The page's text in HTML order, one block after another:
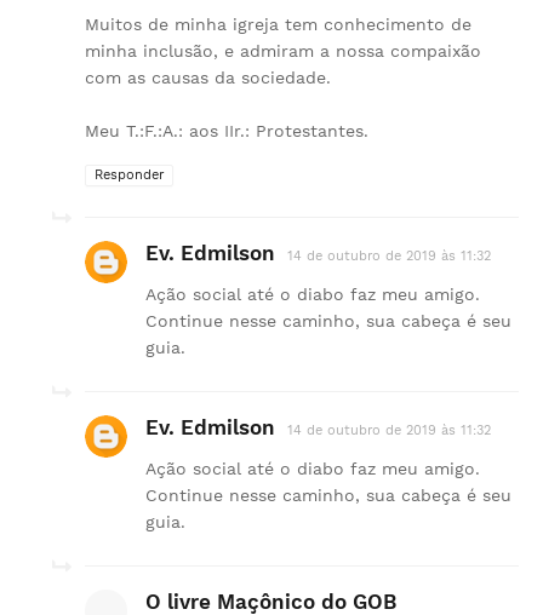
Muitos de minha igreja tem conhecimento de
minha inclusão, e admiram a nossa compaixão
com as causas da sociedade.
Meu T.:F.:A.: aos IIr.: Protestantes.
Responder
Ev. Edmilson 14 de outubro de 2019 às 11:32
Ação social até o diabo faz meu amigo.
Continue nesse caminho, sua cabeça é seu
guia.
Ev. Edmilson 14 de outubro de 2019 às 11:32
Ação social até o diabo faz meu amigo.
Continue nesse caminho, sua cabeça é seu
guia.
O livre Maçônico do GOB